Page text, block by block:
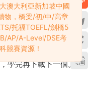
。
？
，總容量數百GB。建
學完再下載下一個。不
澳大利亞新加坡中國
物，橋梁/初/中/高章
托福TOEFL/劍橋5
AP/A-Level/DSE考
競賽資源！